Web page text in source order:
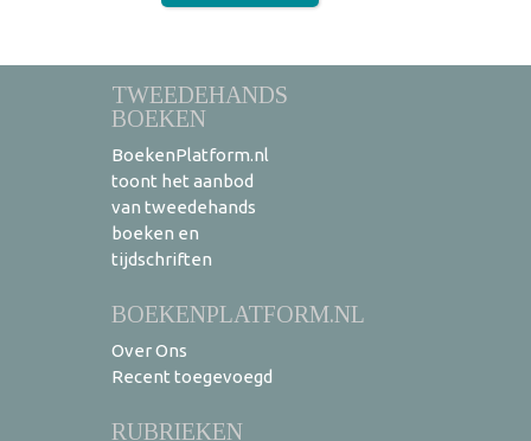
TWEEDEHANDS
BOEKEN
BoekenPlatform.nl
toont het aanbod
van tweedehands
boeken en
tijdschriften
BOEKENPLATFORM.NL
Over Ons
Recent toegevoegd
RUBRIEKEN